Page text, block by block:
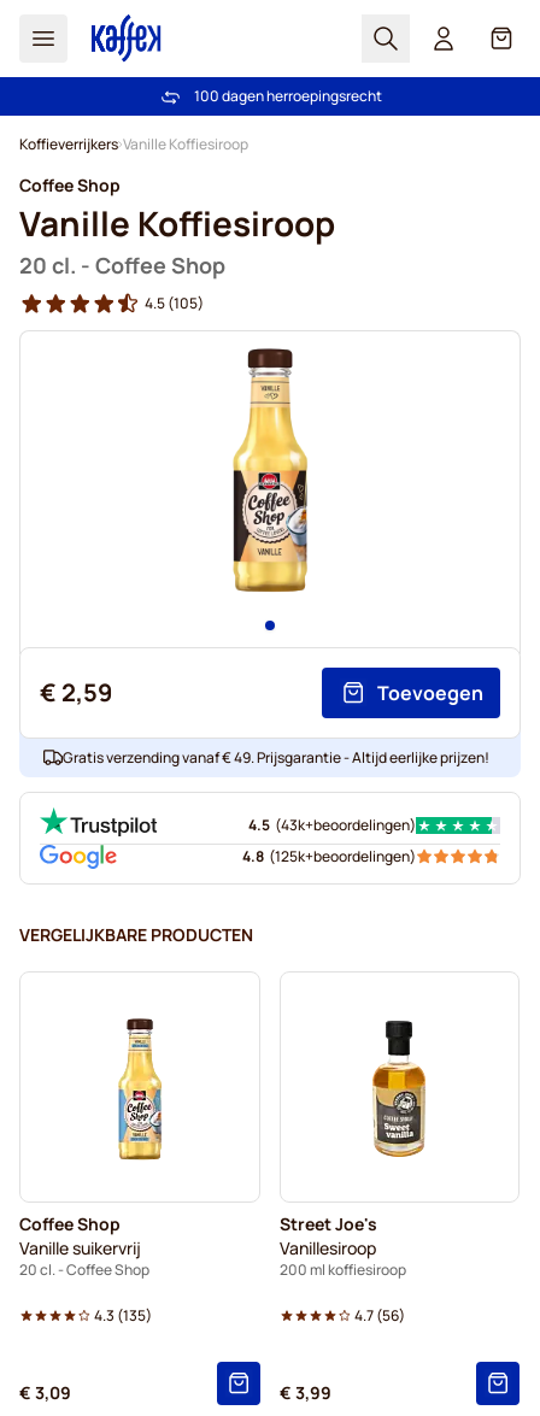
Zoek Cart
Gratis verzending vanaf € 49
100 dagen herroepingsrecht
Koffieverrijkers Vanille Koffiesiroop
Coffee Shop
Vanille Koffiesiroop
20 cl. - Coffee Shop
4.5(105)
€ 2,59 Toevoegen
Gratis verzending vanaf € 49. Prijsgarantie - Altijd eerlijke prijzen!
4.5 (43k+beoordelingen)
4.8 (125k+beoordelingen)
VERGELIJKBARE PRODUCTEN
Coffee Shop
Vanille suikervrij
20 cl. - Coffee Shop
4.3 (135)
€ 3,09
Street Joe's
Vanillesiroop
200 ml koffiesiroop
4.7(56)
€ 3,99